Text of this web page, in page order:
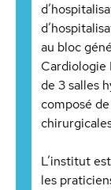
au bloc
Cardiologie
de 3 salles
composé
L’institut
les